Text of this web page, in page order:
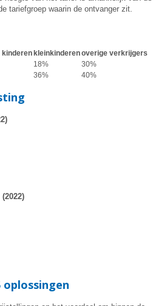
tariefgroep waarin de ontvanger zit.
kinderen kleinkinderenoverige verkrijgers
18%
30%
36% 40%
oplossingen